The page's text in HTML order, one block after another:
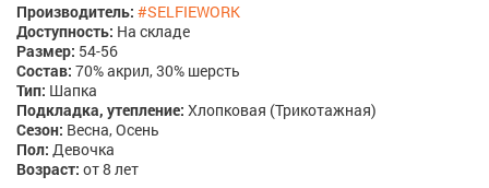
Производитель: #SELFIEWORK
Доступность: На складе
Размер: 54-56
Состав: 70% акрил, 30% шерсть
Тип: Шапка
Подкладка, утепление: Хлопковая (Трикотажная)
Сезон: Весна, Осень
Пол: Девочка
Возраст: от 8 лет